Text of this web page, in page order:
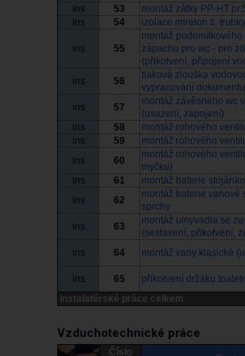
ins
53 montáž zátky PP-HT
ins
54 izolace mirelon tl.
ins 55
montáž
zápachu pro wc - pro
(přikotvení, připojení
ins 56
tlaková zlouška
vypracování
ins 57
montáž závěsného wc
(usazení, zapojení)
ins
58 montáž rohového
ins
59 montáž rohového
ins
60
montáž rohového
myčku)
ins
61 montáž baterie
ins
62
montáž baterie vanové
sprchy
ins 63
montáž umyvadla se
(sestavení, přikotvení,
ins 64 montáž vany klasické
ins 65 přikotvení držáku
Instalatérské práce celkem
Vzduchotechnické práce
Číslo